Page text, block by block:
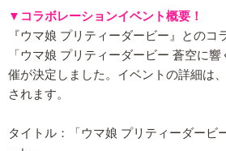
▼コラボレーションイベント概要！
『ウマ娘 プリティーダービー』とのコ
「ウマ娘 プリティーダービー 蒼空に
催が決定しました。イベントの詳細は
されます。
タイトル：「ウマ娘 プリティーダービ